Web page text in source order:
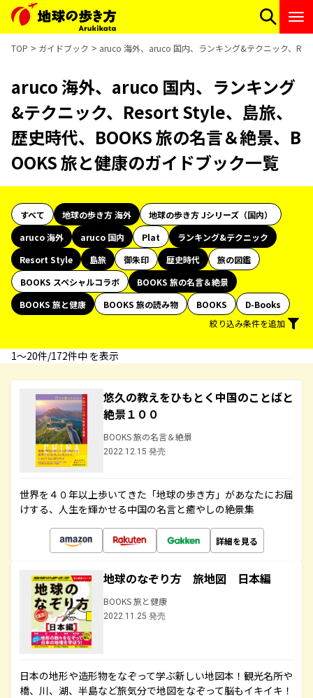
TOP ガイドブック aruco 海外、aruco 国内、ランキング&テクニック、
aruco 海外、aruco 国内、ランキング
&テクニック、Resort Style、島旅、
歴史時代、BOOKS 旅の名言＆絶景、B
OOKS 旅と健康のガイドブック一覧
すべて 地球の歩き方 海外
地球の歩き方 Jシリーズ（国内）
aruco 海外
aruco 国内 Plat
ランキング&テクニック
Resort Style
島旅 御朱印 歴史時代
旅の図鑑
BOOKS スペシャルコラボ
BOOKS 旅の名言＆絶景
BOOKS 旅と健康
BOOKS 旅の読み物 BOOKS
D-Books
絞り込み条件を追加
1〜20件/172件中 を表示
悠久の教えをひもとく中国のことばと
絶景１００
BOOKS 旅の名言＆絶景
2022.12.15 発売
世界を４０年以上歩いてきた「地球の歩き方」があなたにお届
けする、人生を輝かせる中国の名言と癒やしの絶景集
詳細を見る
地球のなぞり方 旅地図 日本編
BOOKS 旅と健康
2022.11.25 発売
日本の地形や造形物をなぞって学ぶ新しい地図本！観光名所や
橋、川、湖、半島など旅気分で地図をなぞって脳もイキイキ！